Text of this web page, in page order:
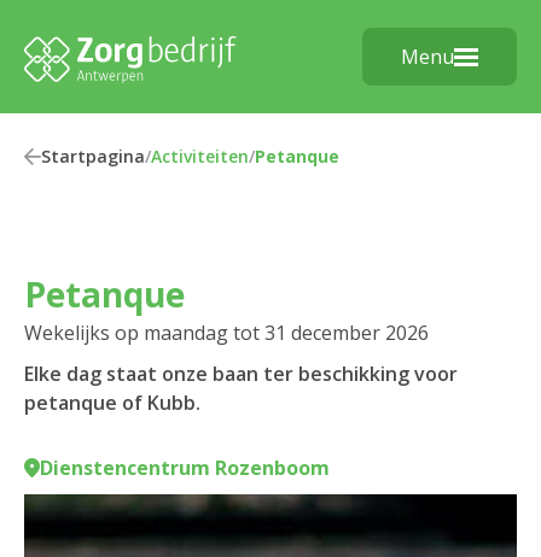
Menu
Startpagina/Activiteiten/Petanque
Petanque
Wekelijks op maandag tot 31 december 2026
Elke dag staat onze baan ter beschikking voor
petanque of Kubb.
Dienstencentrum Rozenboom